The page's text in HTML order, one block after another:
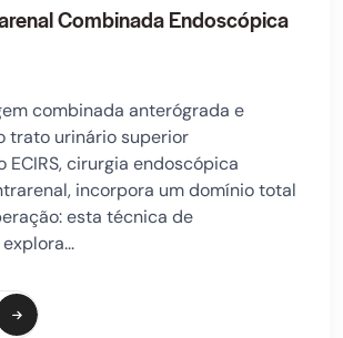
Combinada Endoscópica
combinada anterógrada e
trato urinário superior
ECIRS, cirurgia endoscópica
incorpora um domínio total
esta técnica de